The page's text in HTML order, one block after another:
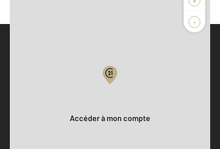
-
Accéder à mon compte